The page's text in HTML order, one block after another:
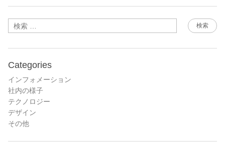
検索
Categories
インフォメーション
社内の様子
テクノロジー
デザイン
その他